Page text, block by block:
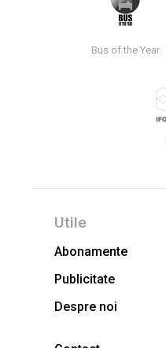
Bus of the Year
Utile
Abonamente
Publicitate
Despre noi